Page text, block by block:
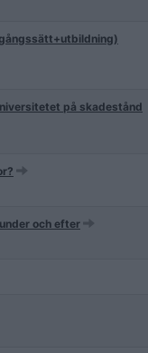
på skadestånd
och efter